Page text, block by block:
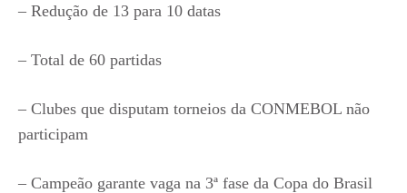
– Redução de 13 para 10 datas
– Total de 60 partidas
– Clubes que disputam torneios da CONMEBOL não
participam
– Campeão garante vaga na 3ª fase da Copa do Brasil